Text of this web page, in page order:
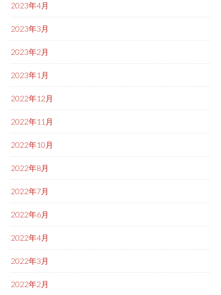
2023年4月
2023年3月
2023年2月
2023年1月
2022年12月
2022年11月
2022年10月
2022年8月
2022年7月
2022年6月
2022年4月
2022年3月
2022年2月